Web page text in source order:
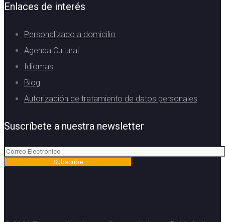
Enlaces de interés
Personalizado a domicilio
Agenda Cultural
Idiomas
Blog
Autorización de tratamiento de datos personales
Suscríbete a nuestra newsletter